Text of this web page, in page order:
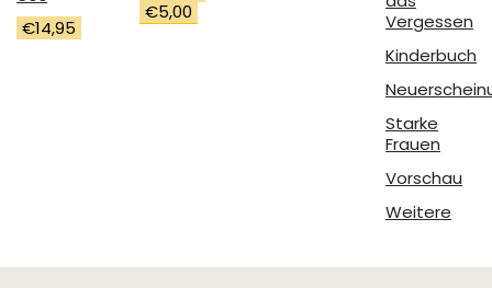
€14,95
Ursprünglicher
Preis
€5,00
Preis
Vergessen
Kinderbuch
Starke
Frauen
Vorschau
Weitere